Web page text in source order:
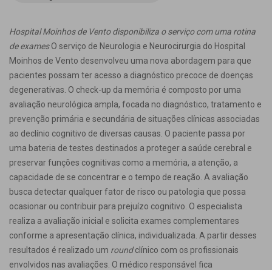
Hospital Moinhos de Vento disponibiliza o serviço com uma rotina
de examesO serviço de Neurologia e Neurocirurgia do Hospital
Moinhos de Vento desenvolveu uma nova abordagem para que
pacientes possam ter acesso a diagnóstico precoce de doenças
degenerativas. O check-up da memória é composto por uma
avaliação neurológica ampla, focada no diagnóstico, tratamento e
prevenção primária e secundária de situações clínicas associadas
ao declínio cognitivo de diversas causas. O paciente passa por
uma bateria de testes destinados a proteger a saúde cerebral e
preservar funções cognitivas como a memória, a atenção, a
capacidade de se concentrar e o tempo de reação. A avaliação
busca detectar qualquer fator de risco ou patologia que possa
ocasionar ou contribuir para prejuízo cognitivo. O especialista
realiza a avaliação inicial e solicita exames complementares
conforme a apresentação clínica, individualizada. A partir desses
resultados é realizado um roundclínico com os profissionais
envolvidos nas avaliações. O médico responsável fica